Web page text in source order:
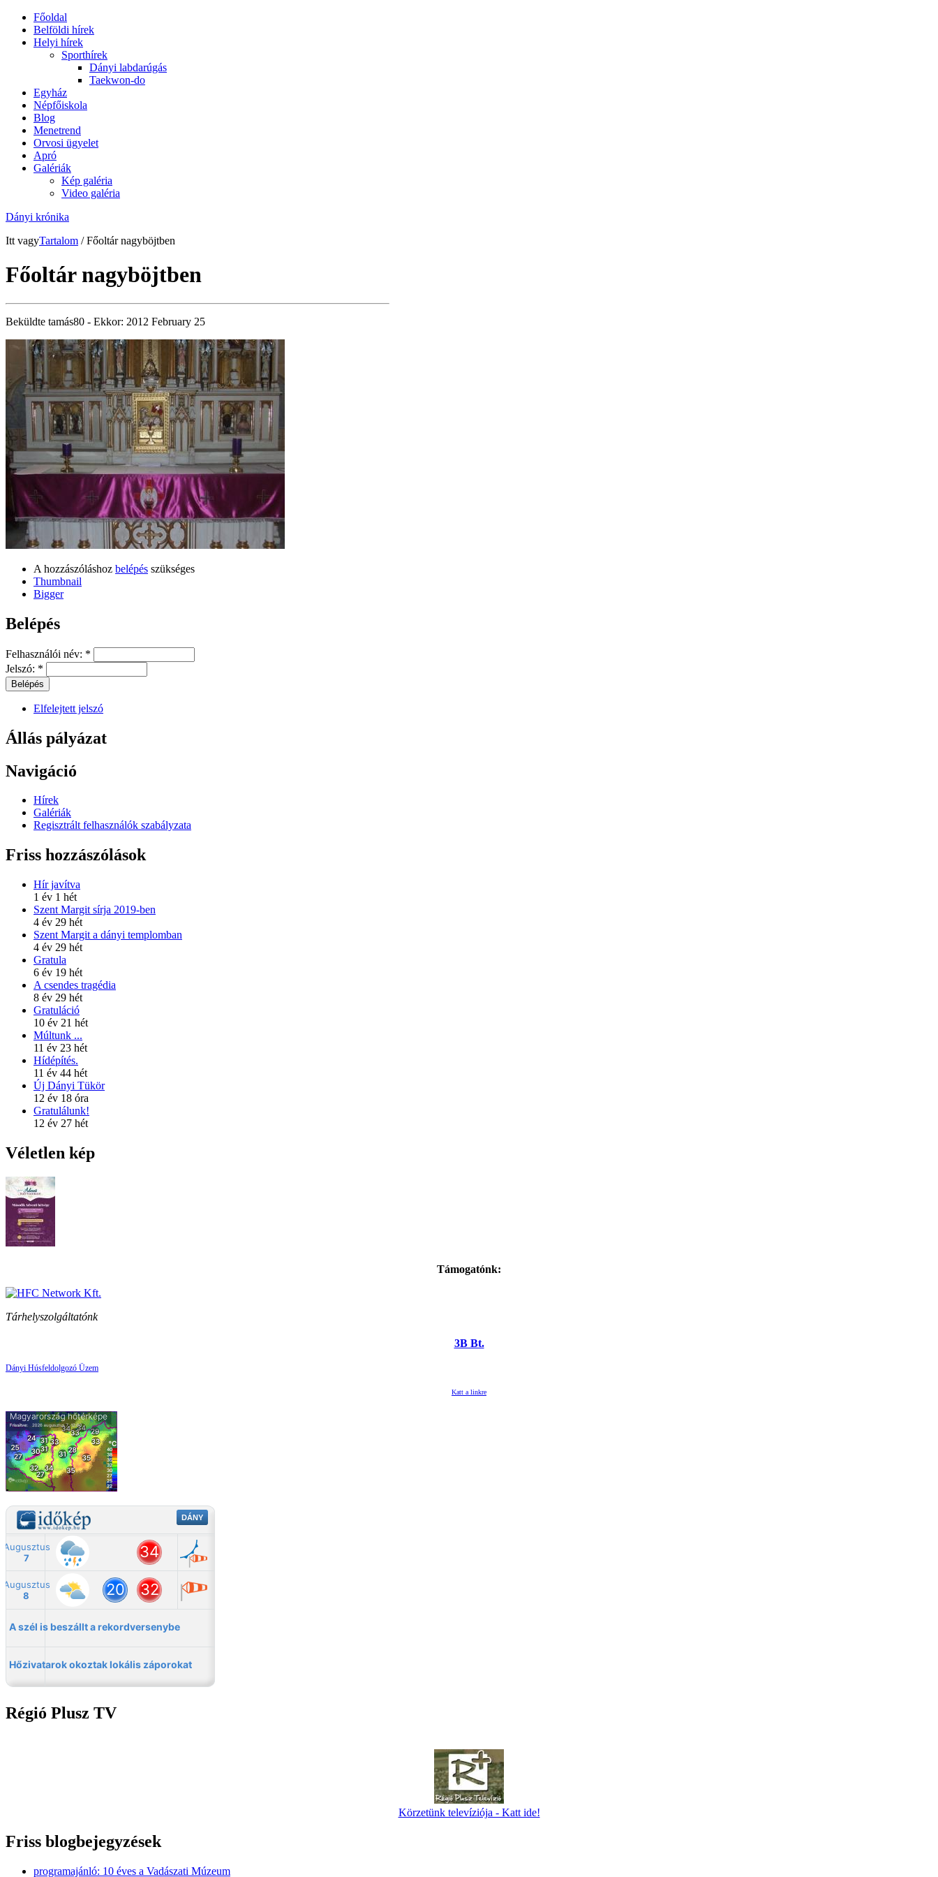
Főoldal
Belföldi hírek
Helyi hírek
Sporthírek
Dányi labdarúgás
Taekwon-do
Egyház
Népfőiskola
Blog
Menetrend
Orvosi ügyelet
Apró
Galériák
Kép galéria
Video galéria
Dányi krónika
Itt vagyTartalom / Főoltár nagyböjtben
Főoltár nagyböjtben
Beküldte tamás80 - Ekkor: 2012 February 25
A hozzászóláshoz belépés szükséges
Thumbnail
Bigger
Belépés
Felhasználói név: *
Jelszó: *
Elfelejtett jelszó
Állás pályázat
Navigáció
Hírek
Galériák
Regisztrált felhasználók szabályzata
Friss hozzászólások
Hír javítva
1 év 1 hét
Szent Margit sírja 2019-ben
4 év 29 hét
Szent Margit a dányi templomban
4 év 29 hét
Gratula
6 év 19 hét
A csendes tragédia
8 év 29 hét
Gratuláció
10 év 21 hét
Múltunk ...
11 év 23 hét
Hídépítés.
11 év 44 hét
Új Dányi Tükör
12 év 18 óra
Gratulálunk!
12 év 27 hét
Véletlen kép
Támogatónk:
Tárhelyszolgáltatónk
3B Bt.
Dányi Húsfeldolgozó Üzem
Katt a linkre
Régió Plusz TV
Körzetünk televíziója - Katt ide!
Friss blogbejegyzések
programajánló: 10 éves a Vadászati Múzeum